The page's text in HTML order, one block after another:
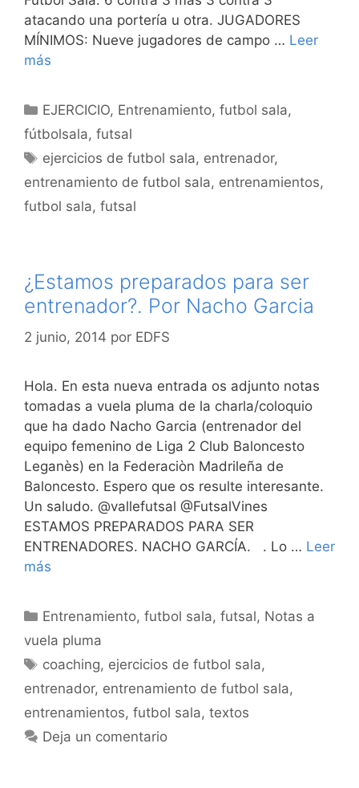
atacando una portería u otra. JUGADORES
MÍNIMOS: Nueve jugadores de campo … Leer
más
Categorías
EJERCICIO, Entrenamiento,futbol sala,
fútbolsala, futsal
Etiquetas
ejercicios de futbol sala, entrenador,
entrenamiento de futbol sala, entrenamientos,
futbol sala, futsal
¿Estamos preparados para ser
entrenador?. Por Nacho Garcia
2 junio, 2014 por EDFS
Hola. En esta nueva entrada os adjunto notas
tomadas a vuela pluma de la charla/coloquio
que ha dado Nacho Garcia (entrenador del
equipo femenino de Liga 2 Club Baloncesto
Leganès) en la Federaciòn Madrileña de
Baloncesto. Espero que os resulte interesante.
Un saludo. @vallefutsal @FutsalVines
ESTAMOS PREPARADOS PARA SER
ENTRENADORES. NACHO GARCÍA. . Lo … Leer
más
Categorías
Entrenamiento,futbol sala,futsal, Notas a
vuela pluma
Etiquetas
coaching, ejercicios de futbol sala,
entrenador, entrenamiento de futbol sala,
entrenamientos, futbol sala, textos
Deja un comentario